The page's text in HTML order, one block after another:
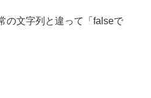
の文字列と違って「falseで